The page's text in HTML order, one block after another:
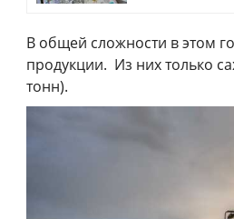
В общей сложности в этом
продукции. Из них только
тонн).